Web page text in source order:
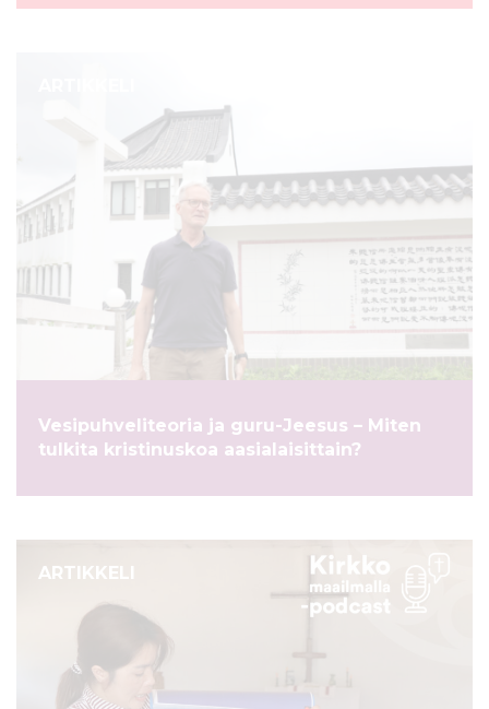
Vesipuhveliteoria ja guru-Jeesus – Miten
tulkita kristinuskoa aasialaisittain?
ARTIKKELI